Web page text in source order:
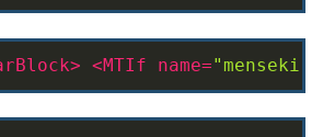
> <MTIf name="menseki"